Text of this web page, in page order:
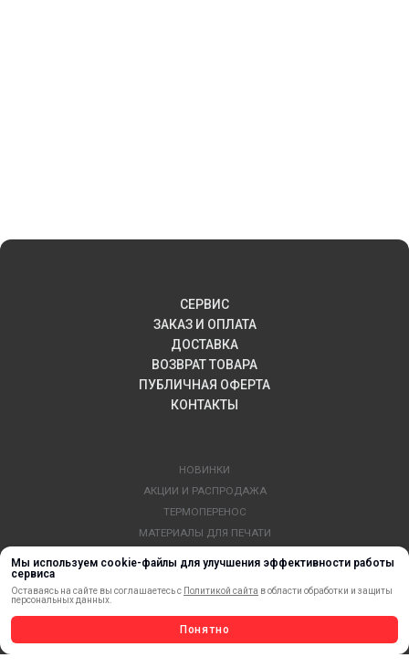
Мы используем cookie-файлы для улучшения эффективности работы
сервиса
Оставаясь на сайте вы соглашаетесь с Политикой сайта в области обработки и защиты
персональных данных.
Понятно
СЕРВИС
ЗАКАЗ И ОПЛАТА
ДОСТАВКА
ВОЗВРАТ ТОВАРА
ПУБЛИЧНАЯ ОФЕРТА
КОНТАКТЫ
НОВИНКИ
АКЦИИ И РАСПРОДАЖА
ТЕРМОПЕРЕНОС
МАТЕРИАЛЫ ДЛЯ ПЕЧАТИ
СТЕРЖНИ И ТРУБЫ ИЗ АКРИЛА
ОБОРУДОВАНИЕ
ФЛАГШТОКИ SKYPOLE